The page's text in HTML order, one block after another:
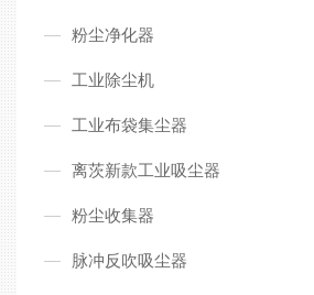
粉尘净化器
工业除尘机
工业布袋集尘器
离茨新款工业吸尘器
粉尘收集器
脉冲反吹吸尘器